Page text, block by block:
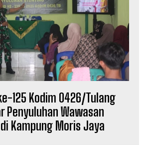
125 Kodim 0426/Tulang
Penyuluhan Wawasan
Kampung Moris Jaya